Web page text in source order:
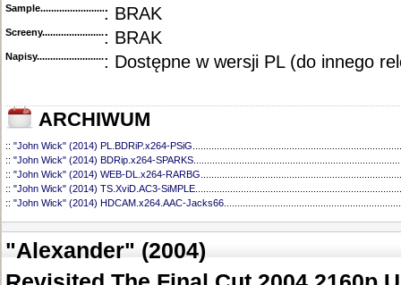
Sample............................................
: BRAK
Screeny...........................................
: BRAK
Napisy............................................: Dostępne w wersji PL (do innego
ARCHIWUM
:: "John Wick" (2014) PL.BDRiP.x264-PSiG
:: "John Wick" (2014) BDRip.x264-SPARKS
:: "John Wick" (2014) WEB-DL.x264-RARBG
:: "John Wick" (2014) TS.XviD.AC3-SiMPLE
:: "John Wick" (2014) HDCAM.x264.AAC-Jacks66
"Alexander" (2004)